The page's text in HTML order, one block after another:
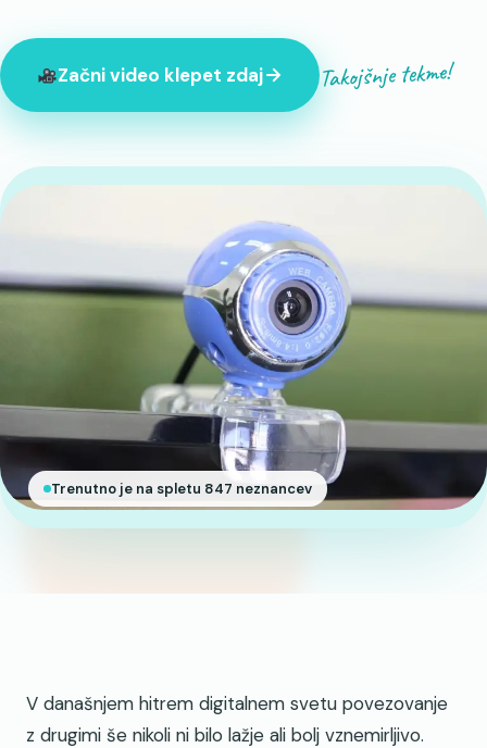
Začni video klepet zdaj Takojšnje tekme!
Trenutno je na spletu 847 neznancev
V današnjem hitrem digitalnem svetu povezovanje
z drugimi še nikoli ni bilo lažje ali bolj vznemirljivo.